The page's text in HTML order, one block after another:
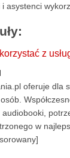
asystenci
z
oferuje dla
audiobooki,
w